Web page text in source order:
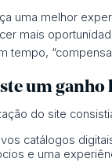
uma melhor
mais
tempo,
um ganho
do site
catálogos
e uma